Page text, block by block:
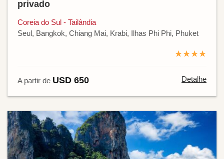
privado
Coreia do Sul - Tailândia
Seul, Bangkok, Chiang Mai, Krabi, Ilhas Phi Phi, Phuket
★★★★
A partir de USD 650 Detalhe